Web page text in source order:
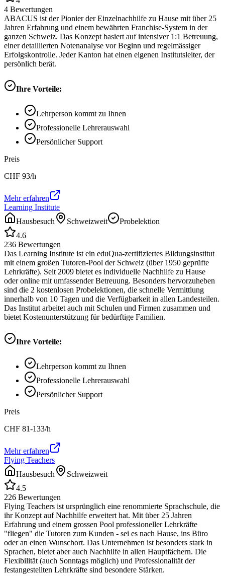
4 Bewertungen
ABACUS ist der Pionier der Einzelnachhilfe zu Hause mit über 25
Jahren Erfahrung und einem bewährten Franchise-System in der
ganzen Schweiz. Das Konzept basiert auf intensiver 1:1 Betreuung,
einer detaillierten Notenanalyse vor Beginn und regelmässiger
Erfolgskontrolle. Jeder Kanton hat einen eigenen Institutsleiter, der
persönlich berät.
Ihre Vorteile:
Lehrperson kommt zu Ihnen
Professionelle Lehrerauswahl
Persönlicher Support
Preis
CHF 93/h
Mehr erfahren
Learning Institute
Hausbesuch
Schweizweit
Probelektion
4.6
236 Bewertungen
Das Learning Institute ist ein eduQua-zertifiziertes Bildungsinstitut
mit einem großen Tutoren-Pool der Schweiz (über 1950 geprüfte
Lehrkräfte). Seit 2009 bietet es individuelle Nachhilfe zu Hause
oder online mit umfassender Betreuung. Besonders hervorzuheben
sind die 2 kostenlosen Probelektionen, die schnelle Vermittlung
innerhalb von 10 Tagen und die Verfügbarkeit in allen Landesteilen.
Das Institut arbeitet auch mit Schulen und Firmen zusammen und
bietet Kostenunterstützung für bedürftige Familien.
Ihre Vorteile:
Lehrperson kommt zu Ihnen
Professionelle Lehrerauswahl
Persönlicher Support
Preis
CHF 81-133/h
Mehr erfahren
Flying Teachers
Hausbesuch
Schweizweit
4.5
226 Bewertungen
Flying Teachers ist ursprünglich eine renommierte Sprachschule, die
ihr Konzept auf Nachhilfe erweitert hat. Mit über 25 Jahren
Erfahrung und einem grossen Pool professioneller Lehrkräfte
"fliegen" die Tutoren zum Kunden - sei es nach Hause, ins Büro
oder an einen Wunschort. Das Unternehmen ist besonders stark in
Sprachen, bietet aber auch Nachhilfe in allen Hauptfächern. Die
Flexibilität (auch Sonntags möglich) und Professionalität der
festangestellten Lehrkräfte sind besondere Stärken.